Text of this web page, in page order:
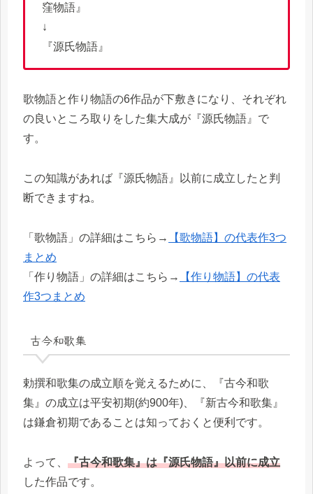
窪物語』
↓
『源氏物語』
歌物語と作り物語の6作品が下敷きになり、それぞれ
の良いところ取りをした集大成が『源氏物語』で
す。
この知識があれば『源氏物語』以前に成立したと判
断できますね。
「歌物語」の詳細はこちら→
【歌物語】の代表作3つ
まとめ
「作り物語」の詳細はこちら→
【作り物語】の代表
作3つまとめ
古今和歌集
勅撰和歌集の成立順を覚えるために、『古今和歌
集』の成立は平安初期(約900年)、『新古今和歌集』
は鎌倉初期であることは知っておくと便利です。
よって、 『古今和歌集』は『源氏物語』以前に成立
した作品です。